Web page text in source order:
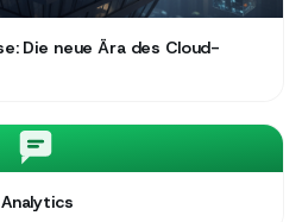
Die neue Ära des Cloud-